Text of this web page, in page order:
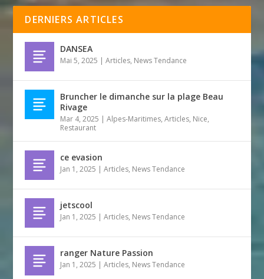
DERNIERS ARTICLES
DANSEA
Mai 5, 2025 |Articles, News Tendance
Bruncher le dimanche sur la plage Beau
Rivage
Mar 4, 2025 |Alpes-Maritimes,Articles, Nice,
Restaurant
ce evasion
Jan 1, 2025 |Articles, News Tendance
jetscool
Jan 1, 2025 |Articles, News Tendance
ranger Nature Passion
Jan 1, 2025 |Articles, News Tendance